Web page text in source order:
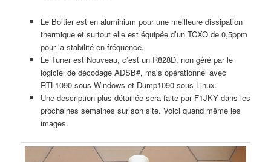
Le Boitier est en aluminium pour une meilleure dissipation
thermique et surtout elle est équipée d’un TCXO de 0,5ppm
pour la stabilité en fréquence.
Le Tuner est Nouveau, c’est un R828D, non géré par le
logiciel de décodage ADSB#, mais opérationnel avec
RTL1090 sous Windows et Dump1090 sous Linux.
Une description plus détaillée sera faite par F1JKY dans les
prochaines semaines sur son site. Voici quand même les
images.